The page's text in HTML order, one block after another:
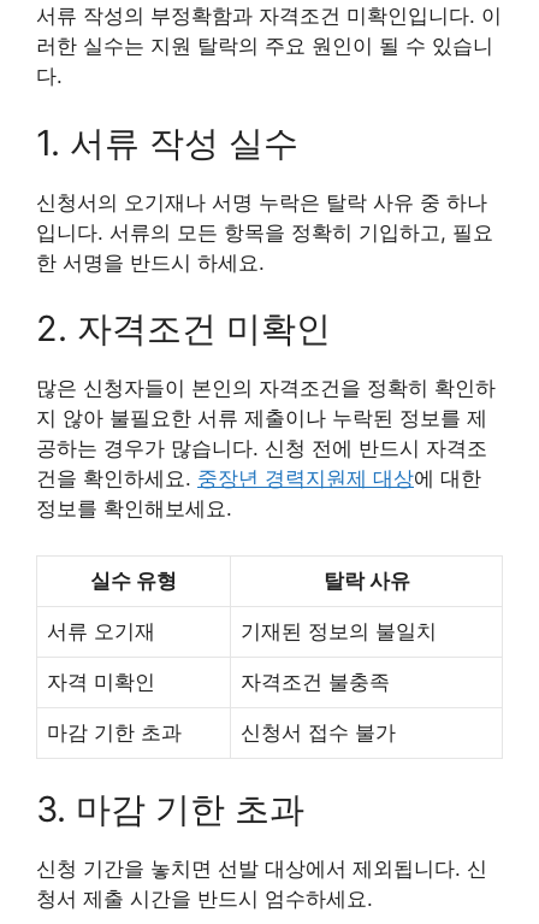
서류 작성의 부정확함과 자격조건 미확인입니다. 이
러한 실수는 지원 탈락의 주요 원인이 될 수 있습니
다.
1. 서류 작성 실수
신청서의 오기재나 서명 누락은 탈락 사유 중 하나
입니다. 서류의 모든 항목을 정확히 기입하고, 필요
한 서명을 반드시 하세요.
2. 자격조건 미확인
많은 신청자들이 본인의 자격조건을 정확히 확인하
지 않아 불필요한 서류 제출이나 누락된 정보를 제
공하는 경우가 많습니다. 신청 전에 반드시 자격조
건을 확인하세요. 중장년 경력지원제 대상에 대한
정보를 확인해보세요.
실수 유형 탈락 사유
서류 오기재 기재된 정보의 불일치
자격 미확인 자격조건 불충족
마감 기한 초과 신청서 접수 불가
3. 마감 기한 초과
신청 기간을 놓치면 선발 대상에서 제외됩니다. 신
청서 제출 시간을 반드시 엄수하세요.